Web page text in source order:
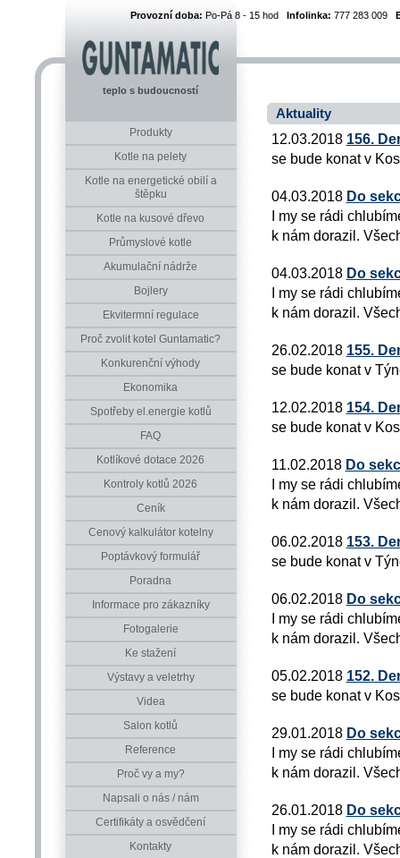
Provozní doba: Po-Pá 8 - 15 hod Infolinka: 777 283 009
teplo s budoucností
Produkty
Kotle na pelety
Kotle na energetické obilí a
štěpku
Kotle na kusové dřevo
Průmyslové kotle
Akumulační nádrže
Bojlery
Ekvitermní regulace
Proč zvolit kotel Guntamatic?
Konkurenční výhody
Ekonomika
Spotřeby el.energie kotlů
FAQ
Kotlíkové dotace 2026
Kontroly kotlů 2026
Ceník
Cenový kalkulátor kotelny
Poptávkový formulář
Poradna
Informace pro zákazníky
Fotogalerie
Ke stažení
Výstavy a veletrhy
Videa
Salon kotlů
Reference
Proč vy a my?
Napsali o nás / nám
Certifikáty a osvědčení
Kontakty
Aktuality
12.03.2018 156.
se bude konat v
04.03.2018 Do
I my se rádi
k nám dorazil.
04.03.2018 Do
I my se rádi
k nám dorazil.
26.02.2018 155.
se bude konat v
12.02.2018 154.
se bude konat v
11.02.2018 Do
I my se rádi
k nám dorazil.
06.02.2018 153.
se bude konat v
06.02.2018 Do
I my se rádi
k nám dorazil.
05.02.2018 152.
se bude konat v
29.01.2018 Do
I my se rádi
k nám dorazil.
26.01.2018 Do
I my se rádi
k nám dorazil.